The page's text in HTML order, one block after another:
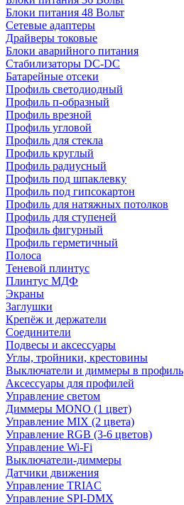
Блоки питания 48 Вольт
Сетевые адаптеры
Драйверы токовые
Блоки аварийного питания
Стабилизаторы DC-DC
Батарейные отсеки
Профиль светодиодный
Профиль п-образный
Профиль врезной
Профиль угловой
Профиль для стекла
Профиль круглый
Профиль радиусный
Профиль под шпаклевку
Профиль под гипсокартон
Профиль для натяжных потолков
Профиль для ступеней
Профиль фигурный
Профиль герметичный
Полоса
Теневой плинтус
Плинтус МДФ
Экраны
Заглушки
Крепёж и держатели
Соединители
Подвесы и аксессуары
Углы, тройники, крестовины
Выключатели и диммеры в профиль
Аксессуары для профилей
Управление светом
Диммеры MONO (1 цвет)
Управление MIX (2 цвета)
Управление RGB (3-6 цветов)
Управление Wi-Fi
Выключатели-диммеры
Датчики движения
Управление TRIAC
Управление SPI-DMX